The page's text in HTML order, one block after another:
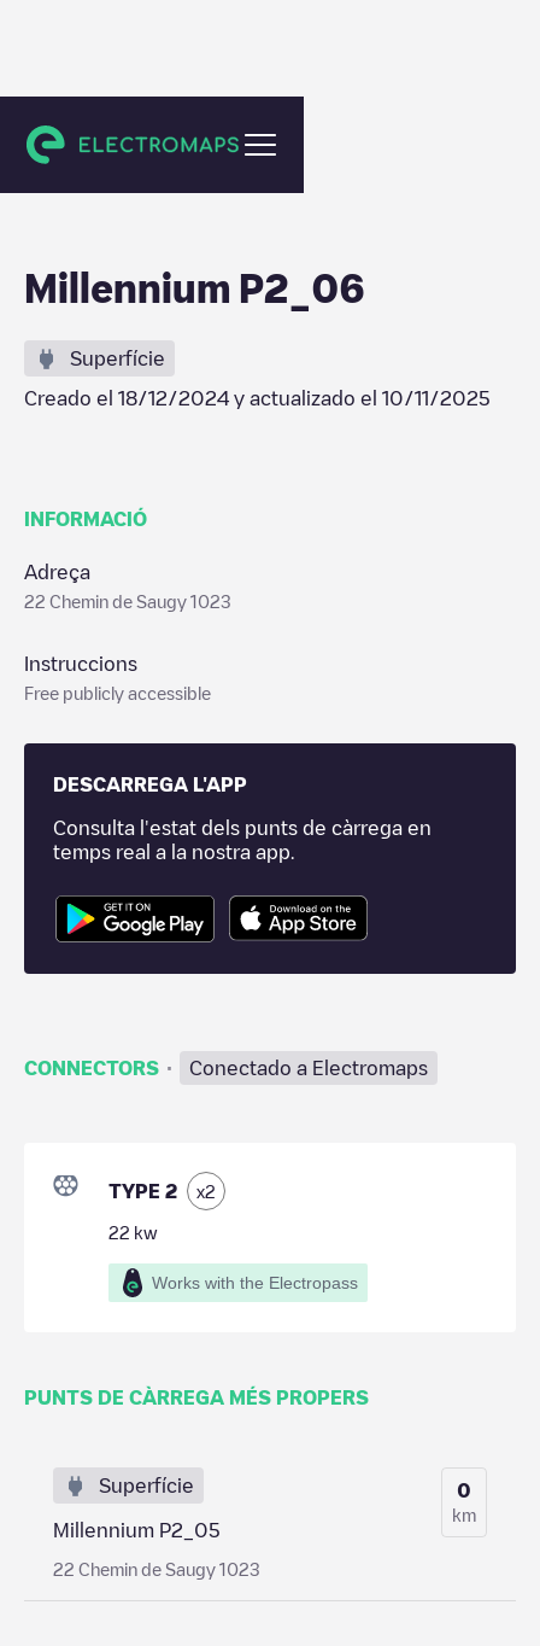
Crissier
Millennium P2_06
Superfície
Creado el 18/12/2024 y actualizado el 10/11/2025
INFORMACIÓ
Adreça
22 Chemin de Saugy 1023
Instruccions
Free publicly accessible
DESCARREGA L'APP
Consulta l'estat dels punts de càrrega en
temps real a la nostra app.
CONNECTORS · Conectado a Electromaps
TYPE 2 x2
22 kw
Works with the Electropass
PUNTS DE CÀRREGA MÉS PROPERS
Superfície
Millennium P2_05
22 Chemin de Saugy 1023
0
km